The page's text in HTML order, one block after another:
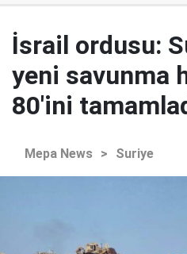
İsrail ordusu:
yeni savunma
80'ini
Mepa News > Suriye